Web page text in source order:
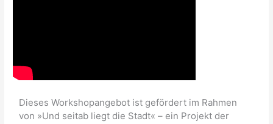
Dieses Workshopangebot ist gefördert im Rahmen
von »Und seitab liegt die Stadt« – ein Projekt der